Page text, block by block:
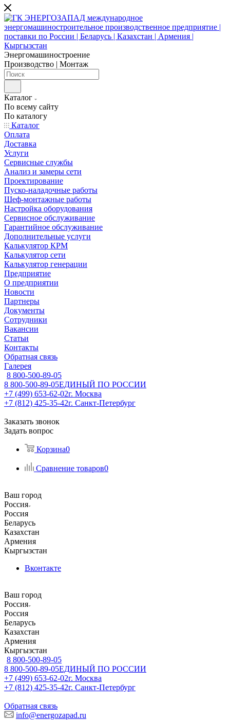
Энергомашиностроение
Производство | Монтаж
Каталог
По всему сайту
По каталогу
Каталог
Оплата
Доставка
Услуги
Сервисные службы
Анализ и замеры сети
Проектирование
Пуско-наладочные работы
Шеф-монтажные работы
Настройка оборудования
Сервисное обслуживание
Гарантийное обслуживание
Дополнительные услуги
Калькулятор КРМ
Калькулятор сети
Калькулятор генерации
Предприятие
О предприятии
Новости
Партнеры
Документы
Сотрудники
Вакансии
Статьи
Контакты
Обратная связь
Галерея
8 800-500-89-05
8 800-500-89-05ЕДИНЫЙ ПО РОССИИ
+7 (499) 653-62-02г. Москва
+7 (812) 425-35-42г. Санкт-Петербург
Заказать звонок
Задать вопрос
Корзина0
Сравнение товаров0
Ваш город
Россия
Россия
Беларусь
Казахстан
Армения
Кыргызстан
Вконтакте
Ваш город
Россия
Россия
Беларусь
Казахстан
Армения
Кыргызстан
8 800-500-89-05
8 800-500-89-05ЕДИНЫЙ ПО РОССИИ
+7 (499) 653-62-02г. Москва
+7 (812) 425-35-42г. Санкт-Петербург
Обратная связь
info@energozapad.ru